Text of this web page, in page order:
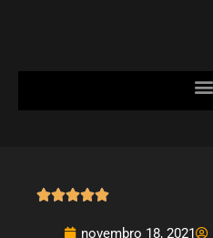

novembro 18, 2021